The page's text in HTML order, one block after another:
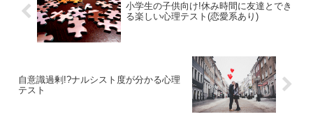
小学生の子供向け!休み時間に友達とでき
る楽しい心理テスト(恋愛系あり)
自意識過剰!?ナルシスト度が分かる心理
テスト